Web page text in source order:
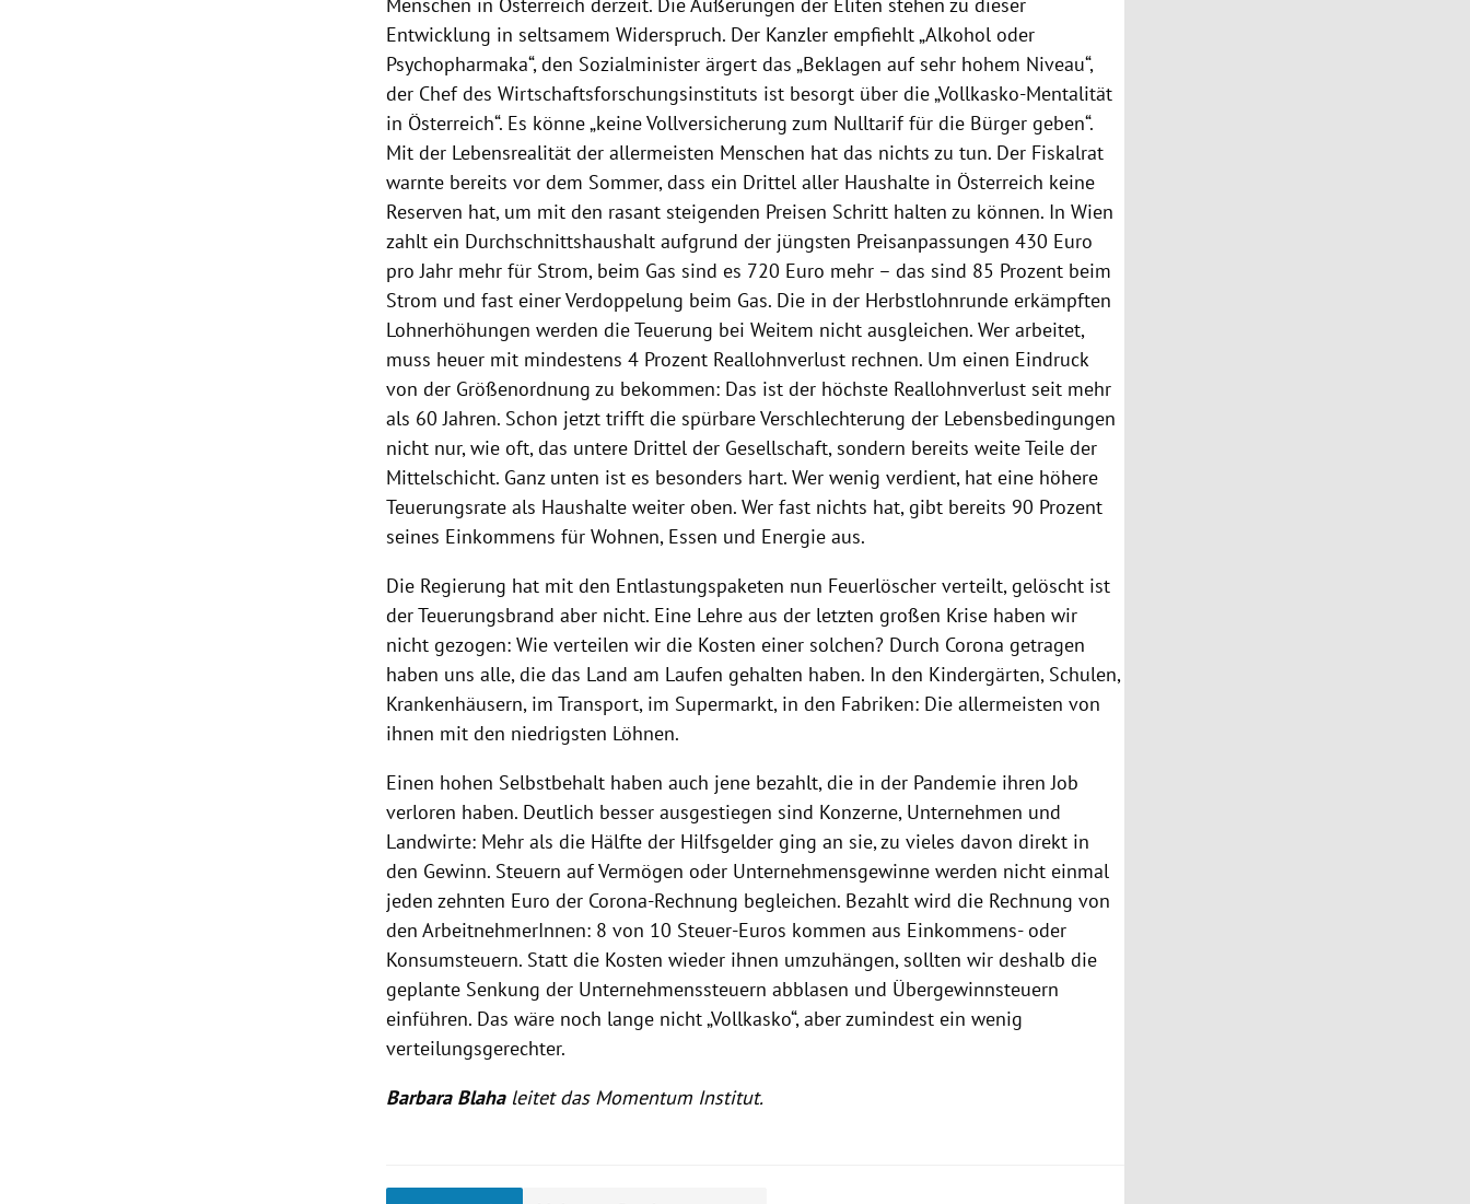
Menschen in Österreich derzeit. Die Äußerungen der Eliten stehen zu dieser
Entwicklung in seltsamem Widerspruch. Der Kanzler empfiehlt „Alkohol oder
Psychopharmaka“, den Sozialminister ärgert das „Beklagen auf sehr hohem Niveau“,
der Chef des Wirtschaftsforschungsinstituts ist besorgt über die „Vollkasko-Mentalität
in Österreich“. Es könne „keine Vollversicherung zum Nulltarif für die Bürger geben“.
Mit der Lebensrealität der allermeisten Menschen hat das nichts zu tun. Der Fiskalrat
warnte bereits vor dem Sommer, dass ein Drittel aller Haushalte in Österreich keine
Reserven hat, um mit den rasant steigenden Preisen Schritt halten zu können. In Wien
zahlt ein Durchschnittshaushalt aufgrund der jüngsten Preisanpassungen 430 Euro
pro Jahr mehr für Strom, beim Gas sind es 720 Euro mehr – das sind 85 Prozent beim
Strom und fast einer Verdoppelung beim Gas. Die in der Herbstlohnrunde erkämpften
Lohnerhöhungen werden die Teuerung bei Weitem nicht ausgleichen. Wer arbeitet,
muss heuer mit mindestens 4 Prozent Reallohnverlust rechnen. Um einen Eindruck
von der Größenordnung zu bekommen: Das ist der höchste Reallohnverlust seit mehr
als 60 Jahren. Schon jetzt trifft die spürbare Verschlechterung der Lebensbedingungen
nicht nur, wie oft, das untere Drittel der Gesellschaft, sondern bereits weite Teile der
Mittelschicht. Ganz unten ist es besonders hart. Wer wenig verdient, hat eine höhere
Teuerungsrate als Haushalte weiter oben. Wer fast nichts hat, gibt bereits 90 Prozent
seines Einkommens für Wohnen, Essen und Energie aus.
Die Regierung hat mit den Entlastungspaketen nun Feuerlöscher verteilt, gelöscht ist
der Teuerungsbrand aber nicht. Eine Lehre aus der letzten großen Krise haben wir
nicht gezogen: Wie verteilen wir die Kosten einer solchen? Durch Corona getragen
haben uns alle, die das Land am Laufen gehalten haben. In den Kindergärten, Schulen,
Krankenhäusern, im Transport, im Supermarkt, in den Fabriken: Die allermeisten von
ihnen mit den niedrigsten Löhnen.
Einen hohen Selbstbehalt haben auch jene bezahlt, die in der Pandemie ihren Job
verloren haben. Deutlich besser ausgestiegen sind Konzerne, Unternehmen und
Landwirte: Mehr als die Hälfte der Hilfsgelder ging an sie, zu vieles davon direkt in
den Gewinn. Steuern auf Vermögen oder Unternehmensgewinne werden nicht einmal
jeden zehnten Euro der Corona-Rechnung begleichen. Bezahlt wird die Rechnung von
den ArbeitnehmerInnen: 8 von 10 Steuer-Euros kommen aus Einkommens- oder
Konsumsteuern. Statt die Kosten wieder ihnen umzuhängen, sollten wir deshalb die
geplante Senkung der Unternehmenssteuern abblasen und Übergewinnsteuern
einführen. Das wäre noch lange nicht „Vollkasko“, aber zumindest ein wenig
verteilungsgerechter.
Barbara Blahaleitet das Momentum Institut.